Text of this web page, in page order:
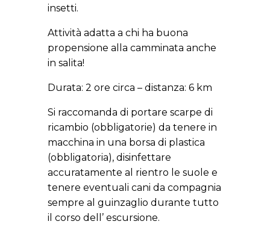
insetti.
Attività adatta a chi ha buona
propensione alla camminata anche
in salita!
Durata: 2 ore circa – distanza: 6 km
Si raccomanda di portare scarpe di
ricambio (obbligatorie) da tenere in
macchina in una borsa di plastica
(obbligatoria), disinfettare
accuratamente al rientro le suole e
tenere eventuali cani da compagnia
sempre al guinzaglio durante tutto
il corso dell’ escursione.